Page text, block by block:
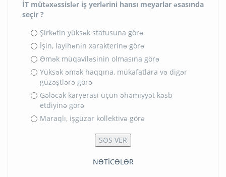
İT mütəxəssislər iş yerlərini hansı meyarlar əsasında
seçir ?
Şirkətin yüksək statusuna görə
İşin, layihənin xarakterinə görə
Əmək müqaviləsinin olmasına görə
Yüksək əmək haqqına, mükafatlara və digər
güzəştlərə görə
Gələcək karyerası üçün əhəmiyyət kəsb
etdiyinə görə
Maraqlı, işgüzar kollektivə görə
NƏTİCƏLƏR